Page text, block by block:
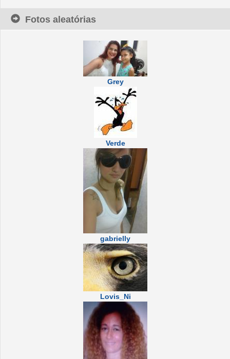
Fotos aleatórias
Grey
Verde
gabrielly
Lovis_Ni